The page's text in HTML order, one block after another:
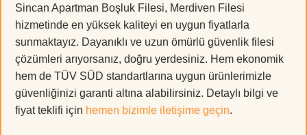
Sincan Apartman Boşluk Filesi, Merdiven Filesi
hizmetinde en yüksek kaliteyi en uygun fiyatlarla
sunmaktayız. Dayanıklı ve uzun ömürlü güvenlik filesi
çözümleri arıyorsanız, doğru yerdesiniz. Hem ekonomik
hem de TÜV SÜD standartlarına uygun ürünlerimizle
güvenliğinizi garanti altına alabilirsiniz. Detaylı bilgi ve
fiyat teklifi için hemen bizimle iletişime geçin.